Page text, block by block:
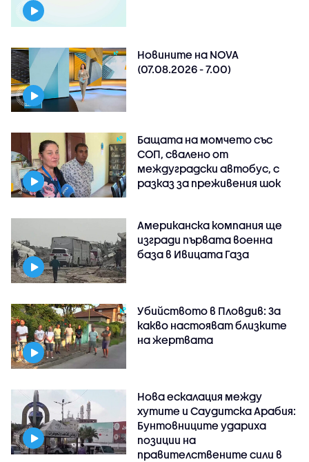
Новините на NOVA
(07.08.2026 - 7.00)
Бащата на момчето със
СОП, свалено от
междуградски автобус, с
разказ за преживения шок
Американска компания ще
изгради първата военна
база в Ивицата Газа
Убийството в Пловдив: За
какво настояват близките
на жертвата
Нова ескалация между
хутите и Саудитска Арабия:
Бунтовниците удариха
позиции на
правителствените сили в